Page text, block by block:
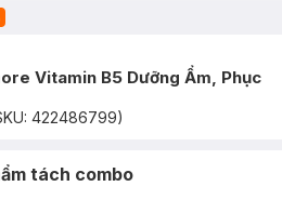
Vitamin B5 Dưỡng Ẩm, Phục
422486799)
tách combo